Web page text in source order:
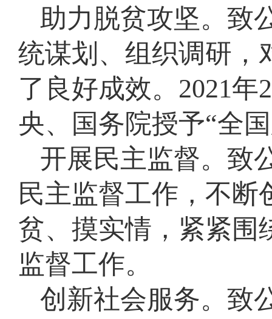
助力脱贫攻坚。致
统谋划、组织调研，
了良好成效。2021
央、国务院授予“全
开展民主监督。致
民主监督工作，不
贫、摸实情，紧紧围
监督工作。
创新社会服务。致